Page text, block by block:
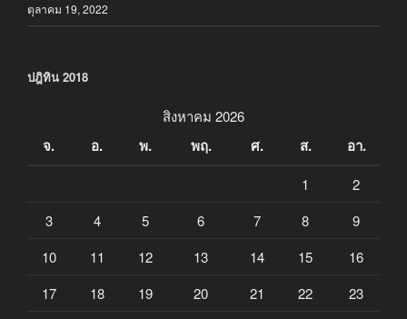
ตุลาคม 19, 2022
ปฎิทิน 2018
สิงหาคม 2026
จ. อ. พ. พฤ. ศ. ส. อา.
1
2
3
4 5 6 7 8
9
10
11 12 13 14 15
16
17
18 19 20 21 22
23